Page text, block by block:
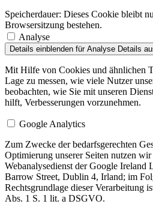
Speicherdauer: Dieses Cookie bleibt
Browsersitzung bestehen.
Analyse
Details einblenden für Analyse Details
Mit Hilfe von Cookies und ähnlichen
Lage zu messen, wie viele Nutzer
beobachten, wie Sie mit unseren
hilft, Verbesserungen vorzunehmen.
Google Analytics
Zum Zwecke der bedarfsgerechten
Optimierung unserer Seiten nutzen
Webanalysedienst der Google Ireland
Barrow Street, Dublin 4, Irland; im
Rechtsgrundlage dieser Verarbeitung
Abs. 1 S. 1 lit. a DSGVO.